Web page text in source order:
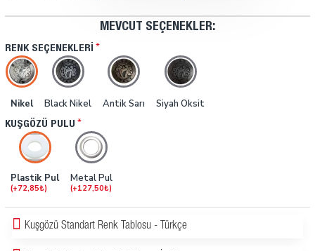
MEVCUT SEÇENEKLER:
RENK SEÇENEKLERI
Nikel Black Nikel Antik Sarı Siyah Oksit
KUŞGÖZÜ PULU
Plastik Pul
(+72,85₺)
Metal Pul
(+127,50₺)
Kuşgözü Standart Renk Tablosu - Türkçe